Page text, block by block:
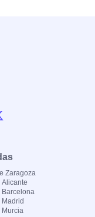
Zaragoza
Alicante
Barcelona
Madrid
Murcia